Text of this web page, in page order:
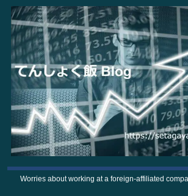
Worries about working at a foreign-affiliated